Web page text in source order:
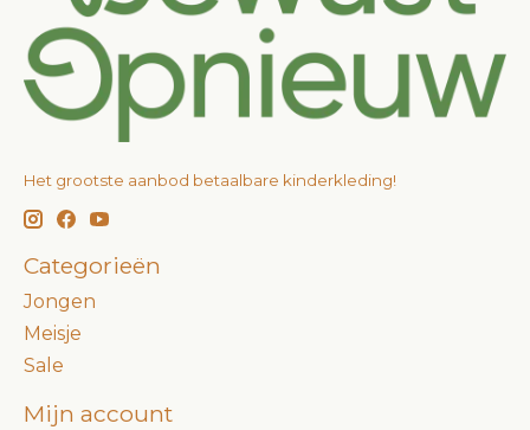
Het grootste aanbod betaalbare kinderkleding!
Categorieën
Jongen
Meisje
Sale
Mijn account